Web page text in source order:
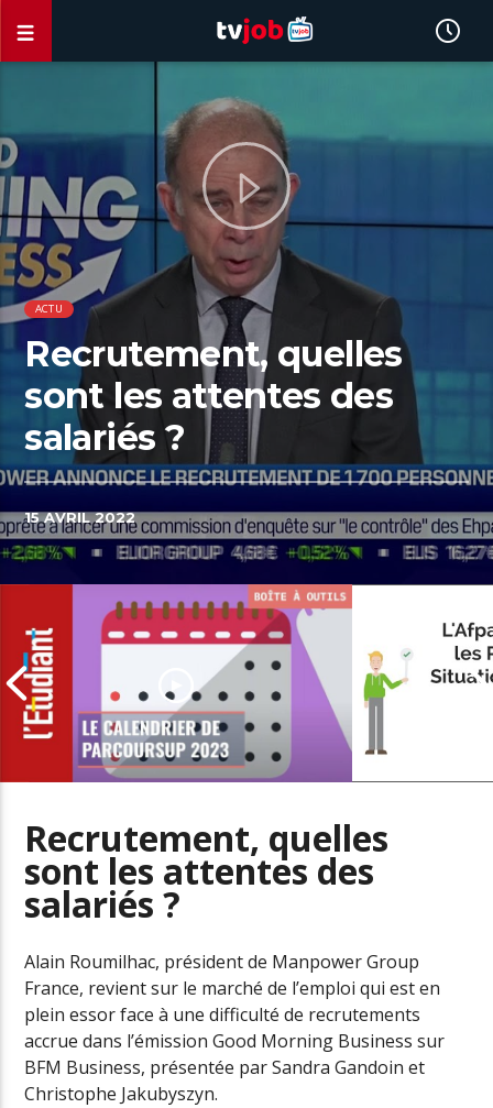
ACTU
Recrutement, quelles
sont les attentes des
salariés ?
15 AVRIL 2022
Parcoursup 2023 : les dates à ne
pas manquer
L’offre de
Recrutement, quelles
sont les attentes des
salariés ?
Alain Roumilhac, président de Manpower Group
France, revient sur le marché de l’emploi qui est en
plein essor face à une difficulté de recrutements
accrue dans l’émission Good Morning Business sur
BFM Business, présentée par Sandra Gandoin et
Christophe Jakubyszyn.